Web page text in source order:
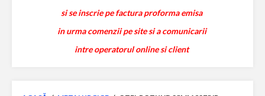
si se inscrie pe factura proforma emisa
in urma comenzii pe site si a comunicarii
intre operatorul online si client